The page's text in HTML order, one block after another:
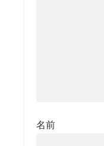
名前